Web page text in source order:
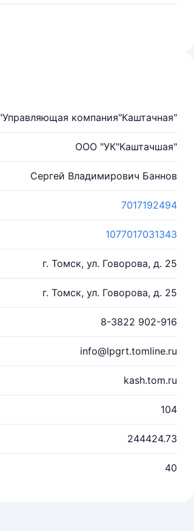
компания"Каштачная"
ООО "УК"Каштачшая"
Сергей Владимирович Баннов
7017192494
1077017031343
г. Томск, ул. Говорова, д. 25
г. Томск, ул. Говорова, д. 25
8-3822 902-916
info@lpgrt.tomline.ru
kash.tom.ru
104
244424.73
40